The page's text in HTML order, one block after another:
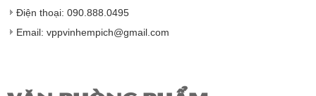
nhà nhập khẩu nếu sản phẩm bị lỗi hoặc hỏng hóc
Điện thoại: 090.888.0495
Email: vppvinhempich@gmail.com